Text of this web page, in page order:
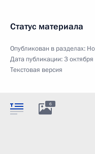
Статус материала
Опубликован в разделах:
Дата публикации:3
Текстовая версия
6